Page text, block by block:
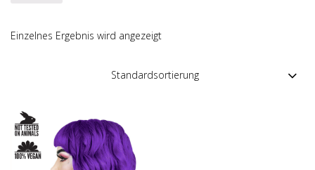
Einzelnes Ergebnis wird angezeigt